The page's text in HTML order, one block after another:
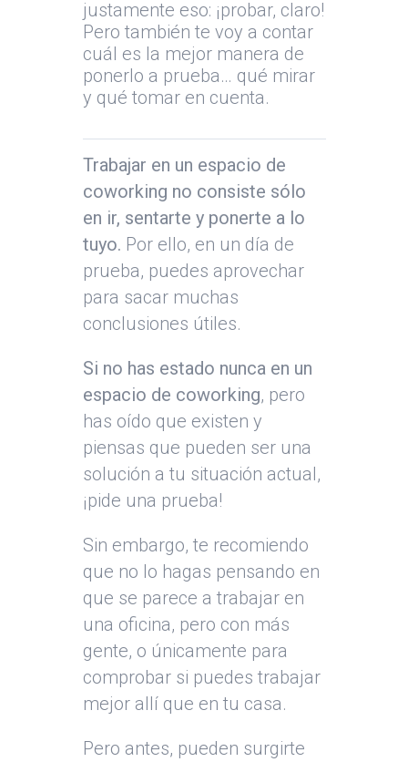
justamente eso: ¡probar, claro!
Pero también te voy a contar
cuál es la mejor manera de
ponerlo a prueba… qué mirar
y qué tomar en cuenta.
Trabajar en un espacio de
coworking no consiste sólo
en ir, sentarte y ponerte a lo
tuyo. Por ello, en un día de
prueba, puedes aprovechar
para sacar muchas
conclusiones útiles.
Si no has estado nunca en un
espacio de coworking, pero
has oído que existen y
piensas que pueden ser una
solución a tu situación actual,
¡pide una prueba!
Sin embargo, te recomiendo
que no lo hagas pensando en
que se parece a trabajar en
una oficina, pero con más
gente, o únicamente para
comprobar si puedes trabajar
mejor allí que en tu casa.
Pero antes, pueden surgirte